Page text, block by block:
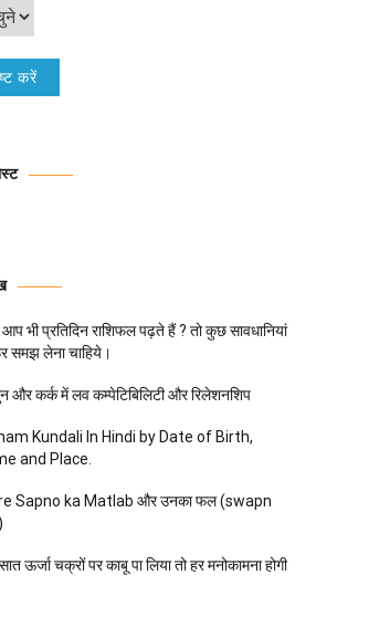
आप भी प्रतिदिन राशिफल पढ़ते हैं ? तो कुछ सावधानियां
समझ लेना चाहिये।
और कर्क में लव कम्पेटिबिलिटी और रिलेशनशिप
Kundali In Hindi by Date of Birth,
and Place.
Sapno ka Matlab और उनका फल (swapn
ऊर्जा चक्रों पर काबू पा लिया तो हर मनोकामना होगी